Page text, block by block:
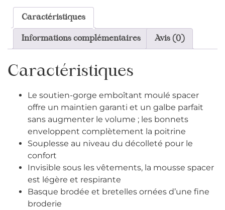
Caractéristiques
Informations complémentaires Avis (0)
Caractéristiques
Le soutien-gorge emboîtant moulé spacer
offre un maintien garanti et un galbe parfait
sans augmenter le volume ; les bonnets
enveloppent complètement la poitrine
Souplesse au niveau du décolleté pour le
confort
Invisible sous les vêtements, la mousse spacer
est légère et respirante
Basque brodée et bretelles ornées d’une fine
broderie